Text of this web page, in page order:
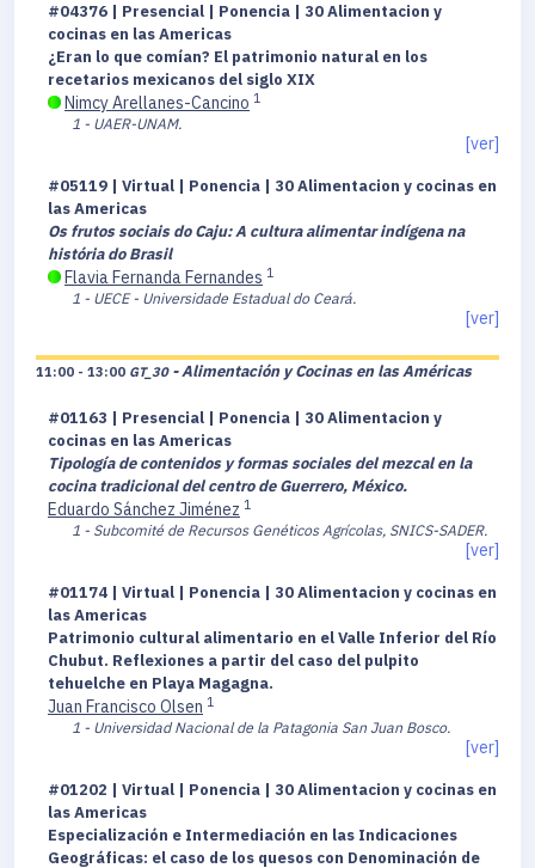
#04376 | Presencial | Ponencia | 30 Alimentacion y
cocinas en las Americas
¿Eran lo que comían? El patrimonio natural en los
recetarios mexicanos del siglo XIX
Nimcy Arellanes-Cancino 1
1 - UAER-UNAM.
[ver]
#05119 | Virtual | Ponencia | 30 Alimentacion y cocinas en
las Americas
Os frutos sociais do Caju: A cultura alimentar indígena na
história do Brasil
Flavia Fernanda Fernandes 1
1 - UECE - Universidade Estadual do Ceará.
[ver]
11:00 - 13:00 GT_30 - Alimentación y Cocinas en las Américas
#01163 | Presencial | Ponencia | 30 Alimentacion y
cocinas en las Americas
Tipología de contenidos y formas sociales del mezcal en la
cocina tradicional del centro de Guerrero, México.
Eduardo Sánchez Jiménez 1
1 - Subcomité de Recursos Genéticos Agrícolas, SNICS-SADER.
[ver]
#01174 | Virtual | Ponencia | 30 Alimentacion y cocinas en
las Americas
Patrimonio cultural alimentario en el Valle Inferior del Río
Chubut. Reflexiones a partir del caso del pulpito
tehuelche en Playa Magagna.
Juan Francisco Olsen 1
1 - Universidad Nacional de la Patagonia San Juan Bosco.
[ver]
#01202 | Virtual | Ponencia | 30 Alimentacion y cocinas en
las Americas
Especialización e Intermediación en las Indicaciones
Geográficas: el caso de los quesos con Denominación de